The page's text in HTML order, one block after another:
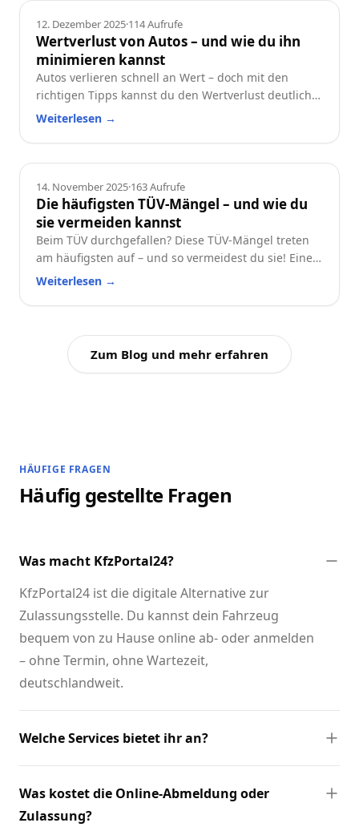
Ratgeber
12. Dezember 2025·114Aufrufe
Wertverlust von Autos – und wie du ihn
minimieren kannst
Autos verlieren schnell an Wert – doch mit den
richtigen Tipps kannst du den Wertverlust deutlich
reduzieren. Erfahre, welche Faktoren besonders
wertstabil hältst.
Weiterlesen →
Ratgeber
14. November 2025·163Aufrufe
Die häufigsten TÜV-Mängel – und wie du
sie vermeiden kannst
Beim TÜV durchgefallen? Diese TÜV-Mängel treten
am häufigsten auf – und so vermeidest du sie! Eine
praktische Checkliste für alle Autofahrer.
Weiterlesen →
Zum Blog und mehr erfahren
HÄUFIGE FRAGEN
Häufig gestellte Fragen
Was macht KfzPortal24?
KfzPortal24 ist die digitale Alternative zur
Zulassungsstelle. Du kannst dein Fahrzeug
bequem von zu Hause online ab- oder anmelden
– ohne Termin, ohne Wartezeit,
deutschlandweit.
Welche Services bietet ihr an?
Was kostet die Online-Abmeldung oder
Zulassung?